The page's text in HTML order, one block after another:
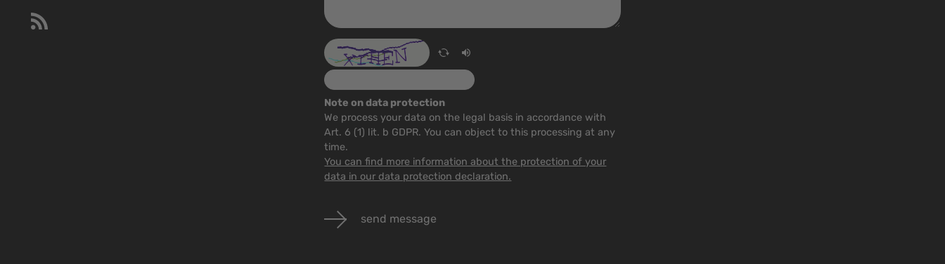
Note on data protection
We process your data on the legal basis in accordance with
Art. 6 (1) lit. b GDPR. You can object to this processing at any
time.
You can find more information about the protection of your
data in our data protection declaration.
send message